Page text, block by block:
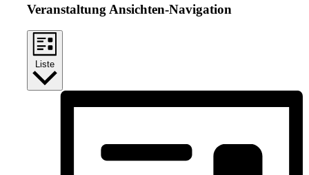
Veranstaltung Ansichten-Navigation
Liste